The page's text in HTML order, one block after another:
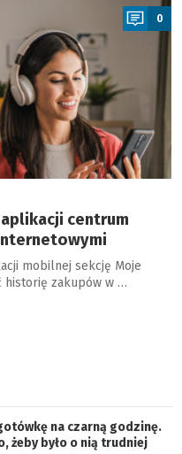
0
centrum
mobilnej sekcję Moje
historię zakupów w …
na czarną godzinę.
żeby było o nią trudniej